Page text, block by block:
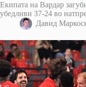
Екипата на Вардар
убедливи 37-24 во
Давид